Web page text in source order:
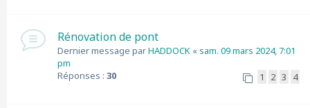
Rénovation de pont
Dernier message parHADDOCK «sam. 09 mars 2024, 7:01
pm
Réponses : 30 1 2 3 4